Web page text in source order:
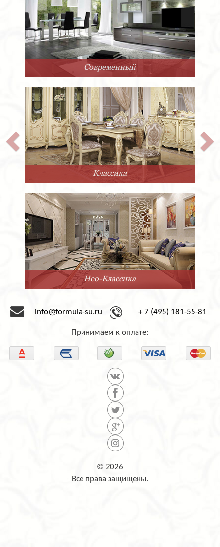
Арт-Деко
Прованс
Минимализм
info@formula-su.ru + 7 (495) 181-55-81
Принимаем к оплате:
© 2026
Все права защищены.